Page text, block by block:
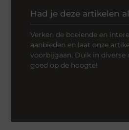
Had je deze artikelen
Verken de boeiende en
aanbieden en laat onze
voorbijgaan. Duik in diverse
goed op de hoogte!